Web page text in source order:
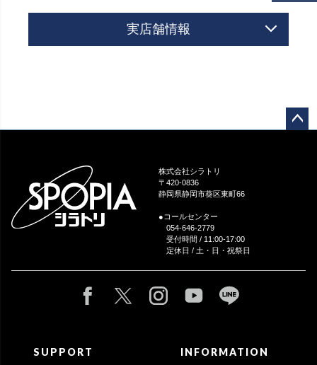
実店舗情報
株式会社シラトリ
〒420-0836
静岡県静岡市葵区東町66
●コールセンター
054-646-2779
受付時間 / 11:00-17:00
定休日 / 土・日・祝祭日
SUPPORT INFORMATION